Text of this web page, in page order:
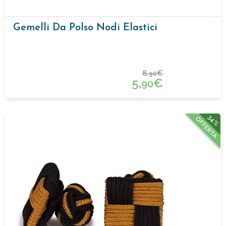
Gemelli Da Polso Nodi Elastici
8,90€
5,90€
34%
OFFERTA